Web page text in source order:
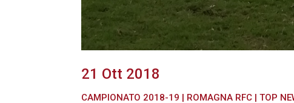
21 Ott 2018
CAMPIONATO 2018-19 ROMAGNA RFC |TOP